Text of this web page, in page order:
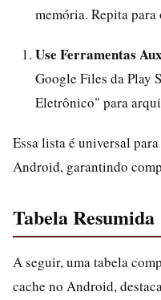
memória. Repita para
Use Ferramentas
Google Files da Play
Eletrônico" para
Essa lista é universal
Android, garantindo
Tabela Resumida
A seguir, uma tabela
cache no Android,